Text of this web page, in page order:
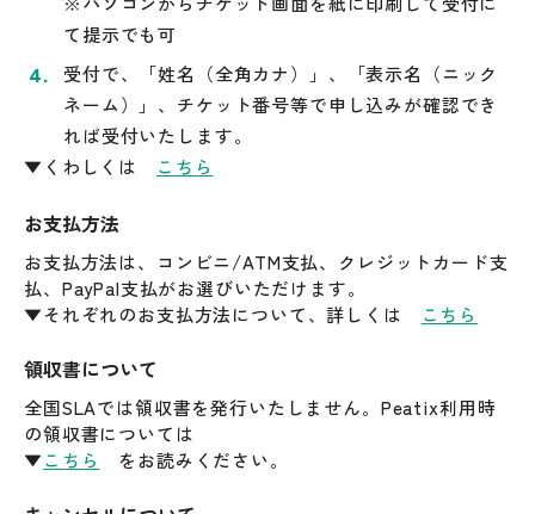
て提示でも可
受付で、「姓名（全角カナ）」、「表示名（ニック
ネーム）」、チケット番号等で申し込みが確認でき
れば受付いたします。
▼くわしくは
こちら
お支払方法
お支払方法は、コンビニ/ATM支払、クレジットカード支
払、PayPal支払がお選びいただけます。
▼それぞれのお支払方法について、詳しくは
こちら
領収書について
全国SLAでは領収書を発行いたしません。Peatix利用時
の領収書については
▼こちら をお読みください。